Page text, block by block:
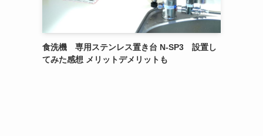
食洗機 専用ステンレス置き台 N-SP3 設置し
てみた感想 メリットデメリットも